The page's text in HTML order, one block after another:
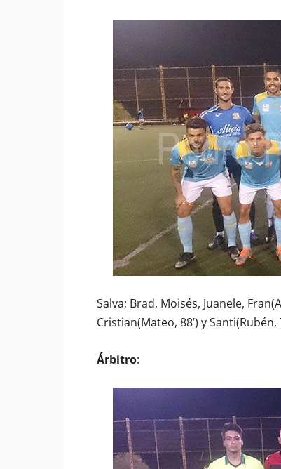
Salva; Brad, Moisés, Juanele,
Cristian(Mateo, 88’) y Santi(Rubén,
Árbitro: